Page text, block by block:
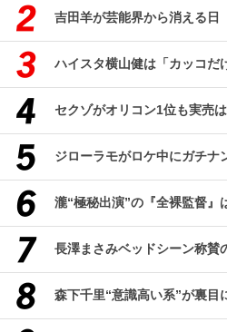
吉田羊が芸能界から消える日
ハイスタ横山健は「カッコだ
セクゾがオリコン1位も実売
ジローラモがロケ中にガチナ
瀧“極秘出演”の『全裸監督』
長澤まさみベッドシーン称賛
森下千里“意識高い系”が裏目